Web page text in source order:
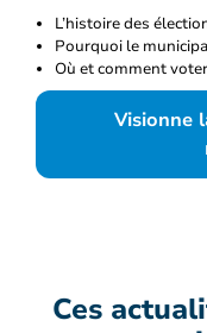
L’histoire des
Pourquoi le
Où et comment voter
Visionne
Ces